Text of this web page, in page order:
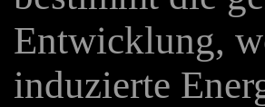
Entwicklung,
induzierte